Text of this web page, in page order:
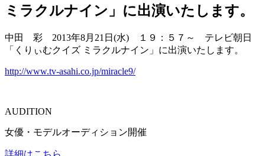
ミラクルナイン」に出演いたします。
中田 彩 2013年8月21日(水) １９：５７～ テレビ朝日
「くりぃむクイズ ミラクルナイン」に出演いたします。
http://www.tv-asahi.co.jp/miracle9/
AUDITION
女優・モデルオーディション開催
詳細はこちら